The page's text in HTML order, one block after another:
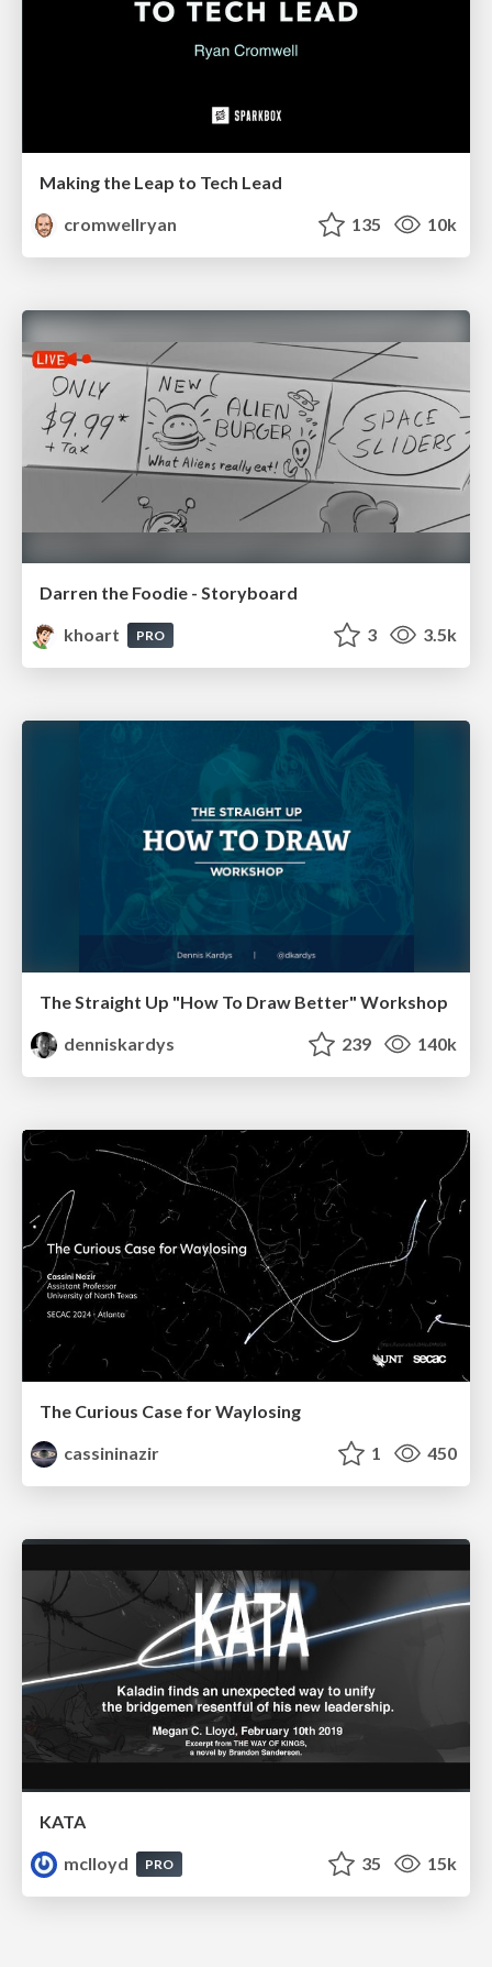
Making the Leap to Tech Lead
cromwellryan
135 10k
Darren the Foodie - Storyboard
khoart
PRO 3 3.5k
The Straight Up "How To Draw Better" Workshop
denniskardys
239 140k
The Curious Case for Waylosing
cassininazir
1 450
KATA
mclloyd
PRO 35 15k